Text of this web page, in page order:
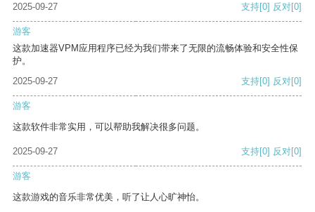
2025-09-27 支持[0] 反对[0]
游客
这款加速器VPM应用程序已经为我们带来了无限的流畅体验和安全性保
护。
2025-09-27
支持[0] 反对[0]
游客
这款软件非常实用，可以帮助我解决很多问题。
2025-09-27 支持[0] 反对[0]
游客
这款游戏的音乐非常优美，听了让人心旷神怡。